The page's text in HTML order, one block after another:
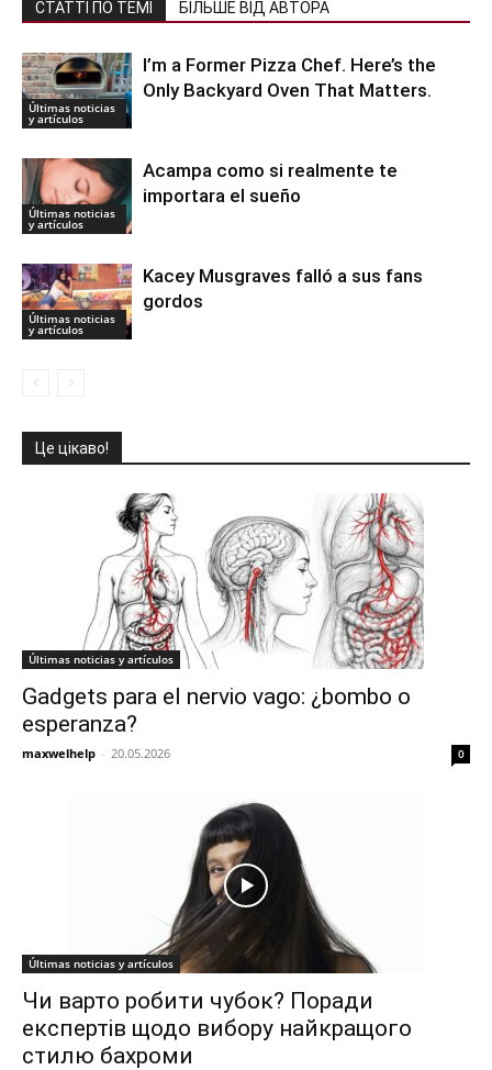
СТАТТІ ПО ТЕМІ БІЛЬШЕ ВІД АВТОРА
Últimas noticias
y artículos
I’m a Former Pizza Chef. Here’s the
Only Backyard Oven That Matters.
Últimas noticias
y artículos
Acampa como si realmente te
importara el sueño
Últimas noticias
y artículos
Kacey Musgraves falló a sus fans
gordos
Це цікаво!
Últimas noticias y artículos
Gadgets para el nervio vago: ¿bombo o
esperanza?
maxwelhelp - 20.05.2026 0
Últimas noticias y artículos
Чи варто робити чубок? Поради
експертів щодо вибору найкращого
стилю бахроми